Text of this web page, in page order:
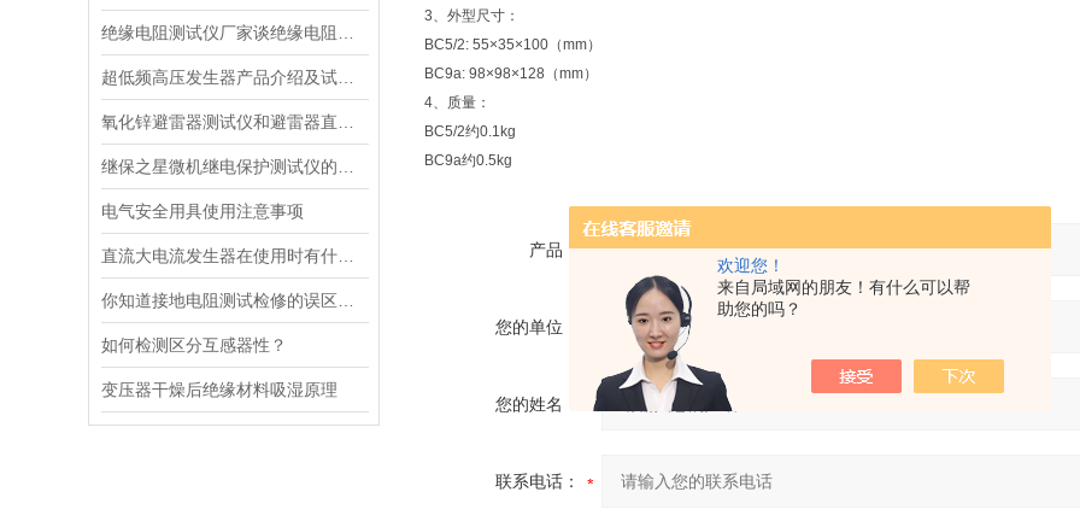
欢迎您！
来自局域网的朋友！有什么可以帮
助您的吗？
电气安全用具使用注意事项
如何检测区分互感器性？
变压器干燥后绝缘材料吸湿原理
3、外型尺寸：
BC5/2: 55×35×100（mm）
BC9a: 98×98×128（mm）
4、质量：
BC5/2约0.1kg
BC9a约0.5kg
产品：
您的单位：
您的姓名：
联系电话：